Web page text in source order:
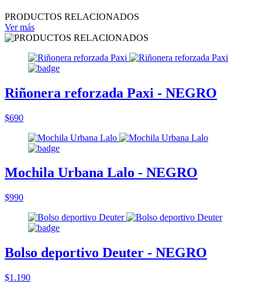
PRODUCTOS RELACIONADOS
Ver más
Riñonera reforzada Paxi - NEGRO
$690
Mochila Urbana Lalo - NEGRO
$990
Bolso deportivo Deuter - NEGRO
$1.190